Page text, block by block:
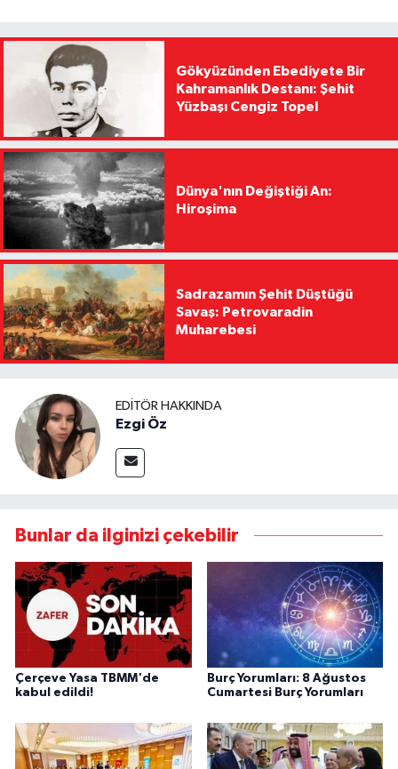
Gökyüzünden Ebediyete Bir
Kahramanlık Destanı: Şehit
Yüzbaşı Cengiz Topel
Dünya'nın Değiştiği An:
Hiroşima
Sadrazamın Şehit Düştüğü
Savaş: Petrovaradin
Muharebesi
EDITÖR HAKKINDA
Ezgi Öz
Bunlar da ilginizi çekebilir
Çerçeve Yasa TBMM'de
kabul edildi!
Burç Yorumları: 8 Ağustos
Cumartesi Burç Yorumları